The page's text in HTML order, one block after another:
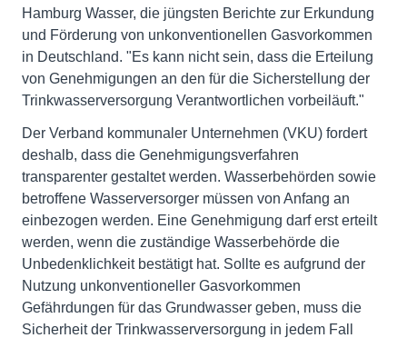
Hamburg Wasser, die jüngsten Berichte zur Erkundung
und Förderung von unkonventionellen Gasvorkommen
in Deutschland. "Es kann nicht sein, dass die Erteilung
von Genehmigungen an den für die Sicherstellung der
Trinkwasserversorgung Verantwortlichen vorbeiläuft."
Der Verband kommunaler Unternehmen (VKU) fordert
deshalb, dass die Genehmigungsverfahren
transparenter gestaltet werden. Wasserbehörden sowie
betroffene Wasserversorger müssen von Anfang an
einbezogen werden. Eine Genehmigung darf erst erteilt
werden, wenn die zuständige Wasserbehörde die
Unbedenklichkeit bestätigt hat. Sollte es aufgrund der
Nutzung unkonventioneller Gasvorkommen
Gefährdungen für das Grundwasser geben, muss die
Sicherheit der Trinkwasserversorgung in jedem Fall